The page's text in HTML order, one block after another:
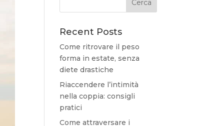
Recent Posts
Come ritrovare il peso
forma in estate, senza
diete drastiche
Riaccendere l’intimità
nella coppia: consigli
pratici
Come attraversare i